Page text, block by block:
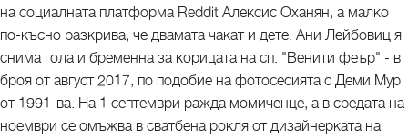
на социалната платформа Reddit Алексис Оханян, а малко
по-късно разкрива, че двамата чакат и дете. Ани Лейбовиц я
снима гола и бременна за корицата на сп. "Венити феър" - в
броя от август 2017, по подобие на фотосесията с Деми Мур
от 1991-ва. На 1 септември ражда момиченце, а в средата на
ноември се омъжва в сватбена рокля от дизайнерката на